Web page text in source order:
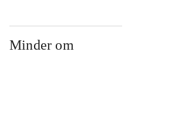
Minder om